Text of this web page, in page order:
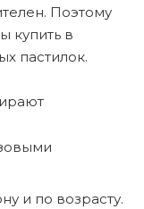
Поэтому
купить в
пастилок.
и по возрасту.